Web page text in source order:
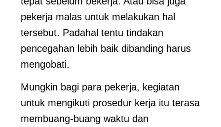
pekerja malas untuk melakukan hal
tersebut. Padahal tentu tindakan
pencegahan lebih baik dibanding harus
mengobati.
Mungkin bagi para pekerja, kegiatan
untuk mengikuti prosedur kerja itu terasa
membuang-buang waktu dan